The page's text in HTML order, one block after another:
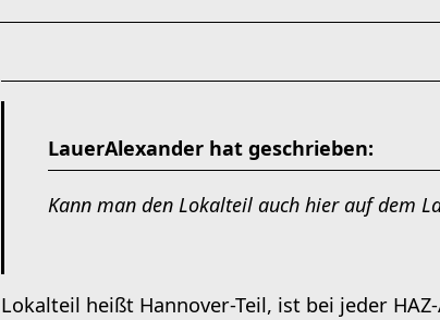
LauerAlexander hat geschrieben:
Kann man den Lokalteil auch hier auf dem
Lokalteil heißt Hannover-Teil, ist bei jeder